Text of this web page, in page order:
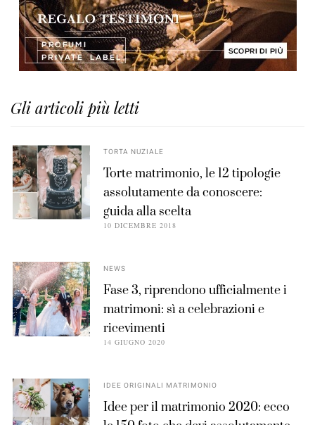
Gli articoli più letti
TORTA NUZIALE
Torte matrimonio, le 12 tipologie
assolutamente da conoscere:
guida alla scelta
10 DICEMBRE 2018
NEWS
Fase 3, riprendono ufficialmente i
matrimoni: sì a celebrazioni e
ricevimenti
14 GIUGNO 2020
IDEE ORIGINALI MATRIMONIO
Idee per il matrimonio 2020: ecco